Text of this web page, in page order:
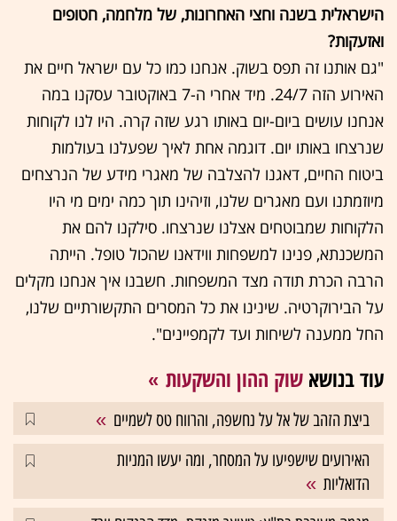
הישראלית בשנה וחצי האחרונות, של מלחמה, חטופים
ואזעקות?
"גם אותנו זה תפס בשוק. אנחנו כמו כל עם ישראל חיים את
האירוע הזה 24/7. מיד אחרי ה-7 באוקטובר עסקנו במה
אנחנו עושים ביום-יום באותו רגע שזה קרה. היו לנו לקוחות
שנרצחו באותו יום. דוגמה אחת לאיך שפעלנו בעולמות
ביטוח החיים, דאגנו להצלבה של מאגרי מידע של הנרצחים
מיוזמתנו ועם מאגרים שלנו, וזיהינו תוך כמה ימים מי היו
הלקוחות שמבוטחים אצלנו שנרצחו. סילקנו להם את
המשכנתא, פנינו למשפחות ווידאנו שהכול טופל. הייתה
הרבה הכרת תודה מצד המשפחות. חשבנו איך אנחנו מקלים
על הבירוקרטיה. שינינו את כל המסרים התקשורתיים שלנו,
החל ממענה לשיחות ועד לקמפיינים".
עוד בנושא שוק ההון והשקעות
ביצת הזהב של אל על נחשפה, והרווח טס לשמיים
האירועים שישפיעו על המסחר, ומה יעשו המניות
הדואליות